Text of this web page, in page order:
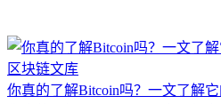
你真的了解Bitcoin吗？一文了解